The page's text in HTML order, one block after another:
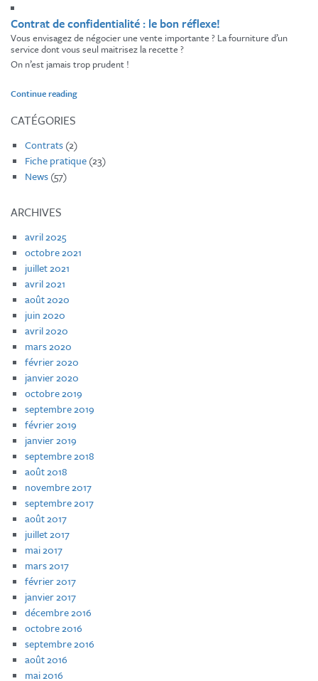
la
recette
miracle? »
Contrat de confidentialité : le bon réflexe!
Vous envisagez de négocier une vente importante ? La fourniture d’un
service dont vous seul maitrisez la recette ?
On n’est jamais trop prudent !
Continue reading« Contrat
réflexe! »
CATÉGORIES
Contrats(2)
Fiche pratique(23)
News(57)
ARCHIVES
avril 2025
octobre 2021
juillet 2021
avril 2021
août 2020
juin 2020
avril 2020
mars 2020
février 2020
janvier 2020
octobre 2019
septembre 2019
février 2019
janvier 2019
septembre 2018
août 2018
novembre 2017
septembre 2017
août 2017
juillet 2017
mai 2017
mars 2017
février 2017
janvier 2017
décembre 2016
octobre 2016
septembre 2016
août 2016
mai 2016